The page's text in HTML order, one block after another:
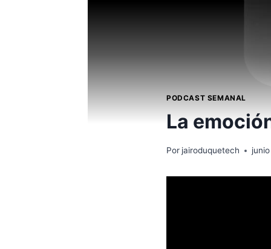
PODCAST SEMANAL
La
Por jairoduquetech